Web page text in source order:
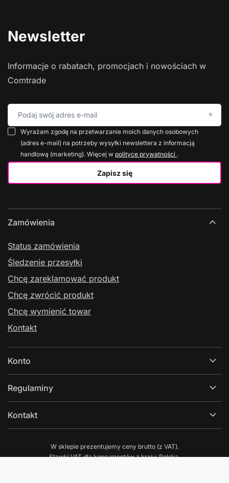
Newsletter
Informacje o rabatach, promocjach i nowościach w
Comtrade
Podaj swój adres e-mail
Zapisz się
Wyrażam zgodę na przetwarzanie moich danych osobowych
(adres e-mail) na potrzeby wysyłki newslettera z informacją
handlową (marketing). Więcej w polityce prywatności .
Zamówienia
Status zamówienia
Śledzenie przesyłki
Chcę zareklamować produkt
Chcę zwrócić produkt
Chcę wymienić towar
Kontakt
Konto
Regulaminy
Kontakt
W sklepie prezentujemy ceny brutto (z VAT).
Stawki VAT dla konsumentów z kraju:Polska.